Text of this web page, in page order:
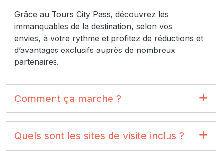
Grâce au Tours City Pass, découvrez les
immanquables de la destination, selon vos
envies, à votre rythme et profitez de réductions et
d’avantages exclusifs auprès de nombreux
partenaires.
Comment ça marche ?
Quels sont les sites de visite inclus ?